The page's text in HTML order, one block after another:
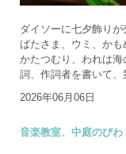
ダイソーに七夕飾り
ばたさま、ウミ、かも
かたつむり、われは
詞、作詞者を書いて
2026年06月06日
音楽教室、中庭のびわ